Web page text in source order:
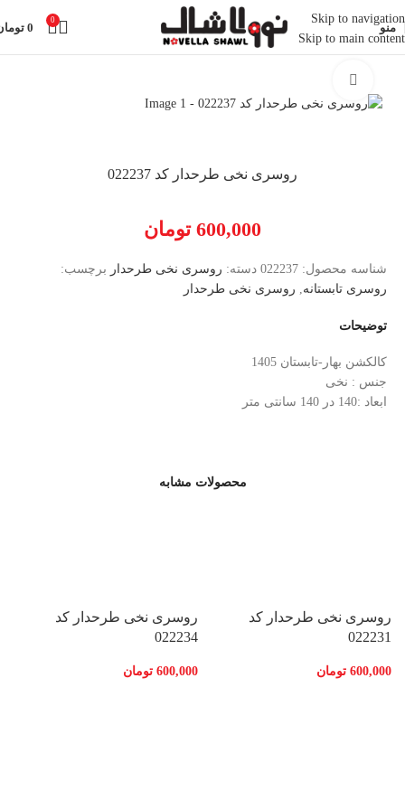
Skip to navigation
Skip to main content
منو
0
0
خانه روسری نخی طرحدار
روسری نخی طرحدار کد 022237
600,000 تومان
شناسه محصول: 022237 دسته: روسری نخی طرحدار برچسب:
روسری تابستانه
روسری نخی طرحدار
توضیحات
کالکشن بهار-تابستان 1405
جنس : نخی
ابعاد :140 در 140 سانتی متر
محصولات مشابه
روسری نخی طرحدار کد
022231
600,000 تومان
روسری نخی طرحدار کد
022234
600,000 تومان